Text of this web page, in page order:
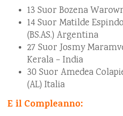
13 Suor Bozena
14 Suor Matilde
(BS.AS.) Argentina
27 Suor Josmy
Kerala – India
30 Suor Amedea
(AL) Italia
E il Compleanno: